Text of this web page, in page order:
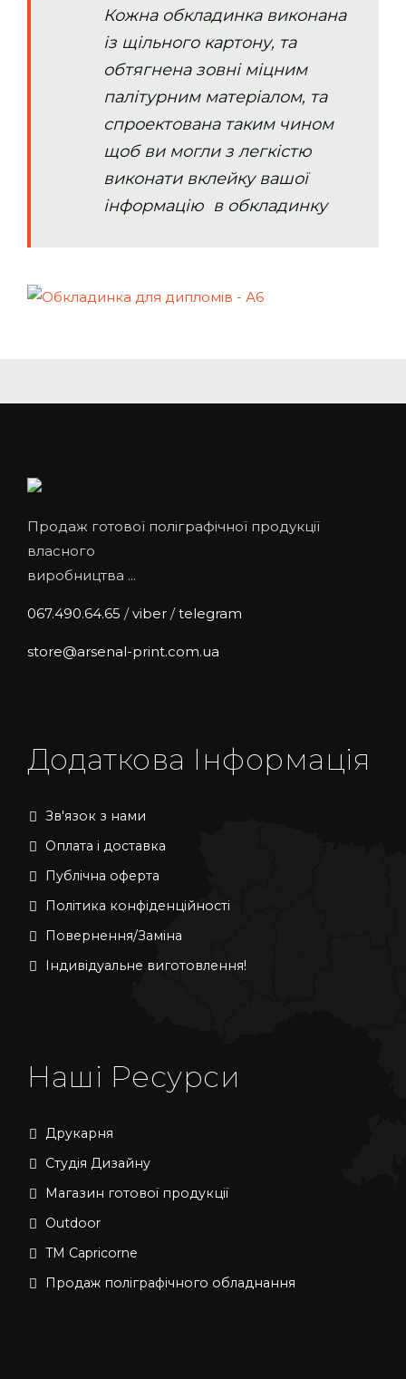
Кожна обкладинка виконана
із щільного картону, та
обтягнена зовні міцним
палітурним матеріалом, та
спроектована таким чином
щоб ви могли з легкістю
виконати вклейку вашої
інформацію в обкладинку
Продаж готової поліграфічної продукції
власного
виробництва ...
067.490.64.65 /viber /telegram
store@arsenal-print.com.ua
Додаткова Інформація
Зв'язок з нами
Оплата і доставка
Публічна оферта
Політика конфіденційності
Повернення/Заміна
Індивідуальне виготовлення!
Наші Ресурси
Друкарня
Студія Дизайну
Магазин готової продукції
Outdoor
TM Capricorne
Продаж поліграфічного обладнання